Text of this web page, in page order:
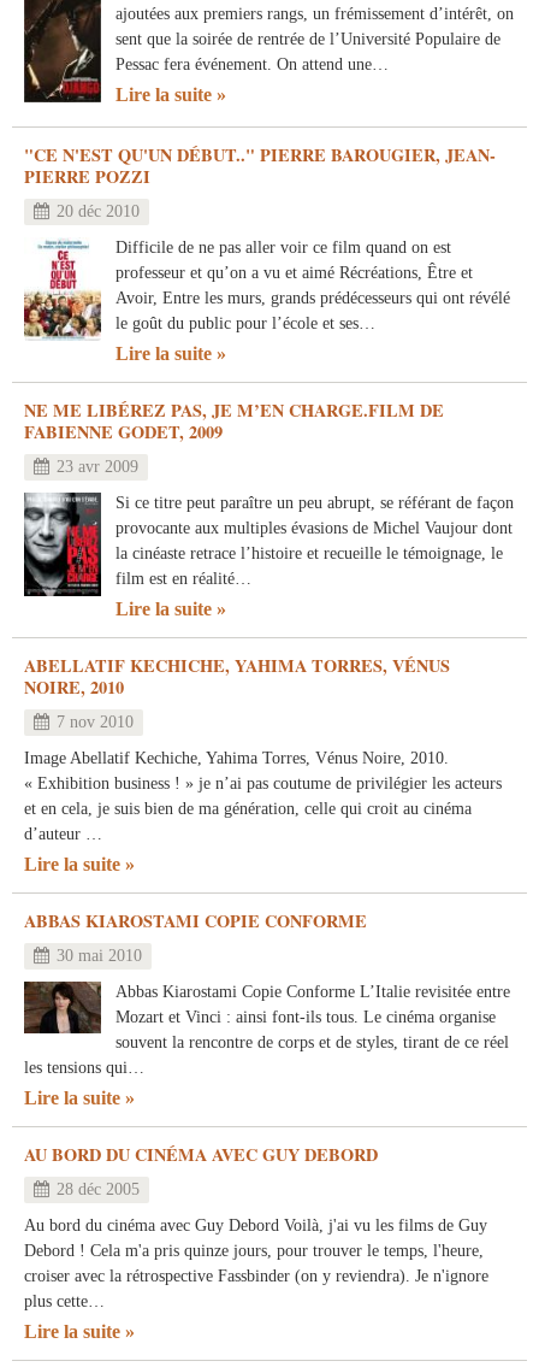
ajoutées aux premiers rangs, un frémissement d’intérêt, on
sent que la soirée de rentrée de l’Université Populaire de
Pessac fera événement. On attend une…
Lire la suite
"CE N'EST QU'UN DÉBUT.." PIERRE BAROUGIER, JEAN-
PIERRE POZZI
20 déc 2010
Difficile de ne pas aller voir ce film quand on est
professeur et qu’on a vu et aimé Récréations, Être et
Avoir, Entre les murs, grands prédécesseurs qui ont révélé
le goût du public pour l’école et ses…
Lire la suite
NE ME LIBÉREZ PAS, JE M’EN CHARGE.FILM DE
FABIENNE GODET, 2009
23 avr 2009
Si ce titre peut paraître un peu abrupt, se référant de façon
provocante aux multiples évasions de Michel Vaujour dont
la cinéaste retrace l’histoire et recueille le témoignage, le
film est en réalité…
Lire la suite
ABELLATIF KECHICHE, YAHIMA TORRES, VÉNUS
NOIRE, 2010
7 nov 2010
Image Abellatif Kechiche, Yahima Torres, Vénus Noire, 2010.
« Exhibition business ! » je n’ai pas coutume de privilégier les acteurs
et en cela, je suis bien de ma génération, celle qui croit au cinéma
d’auteur …
Lire la suite
ABBAS KIAROSTAMI COPIE CONFORME
30 mai 2010
Abbas Kiarostami Copie Conforme L’Italie revisitée entre
Mozart et Vinci : ainsi font-ils tous. Le cinéma organise
souvent la rencontre de corps et de styles, tirant de ce réel
les tensions qui…
Lire la suite
AU BORD DU CINÉMA AVEC GUY DEBORD
28 déc 2005
Au bord du cinéma avec Guy Debord Voilà, j'ai vu les films de Guy
Debord ! Cela m'a pris quinze jours, pour trouver le temps, l'heure,
croiser avec la rétrospective Fassbinder (on y reviendra). Je n'ignore
plus cette…
Lire la suite